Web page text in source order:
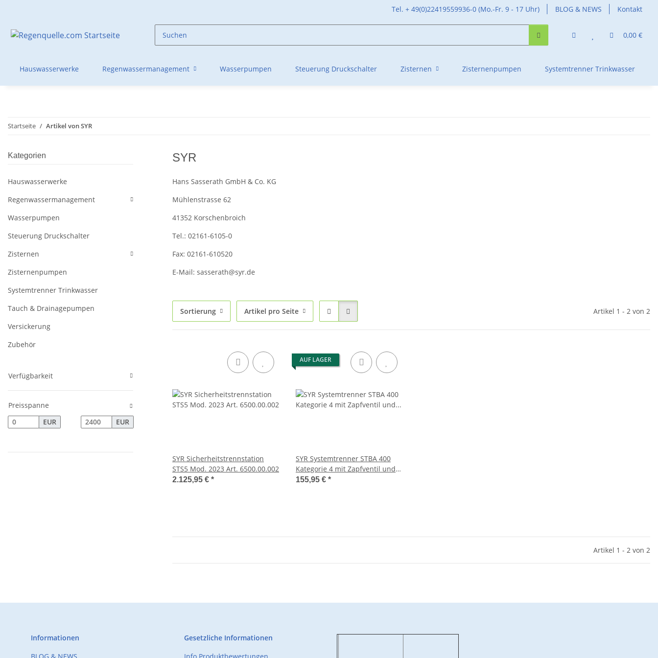
Tel. + 49(0)22419559936-0 (Mo.-Fr. 9 - 17 Uhr) BLOG & NEWS Kontakt
0,00 €
Hauswasserwerke Regenwassermanagement Wasserpumpen Steuerung Druckschalter Zisternen Zisternenpumpen Systemtrenner Trinkwasser
Startseite Artikel von SYR
SYR
Hans Sasserath GmbH & Co. KG
Mühlenstrasse 62
41352 Korschenbroich
Tel.: 02161-6105-0
Fax: 02161-610520
E-Mail: sasserath@syr.de
Sortierung Artikel pro Seite Artikel 1 - 2 von 2
SYR Sicherheitstrennstation
STS5 Mod. 2023 Art. 6500.00.002
2.125,95 € *
AUF LAGER
SYR Systemtrenner STBA 400
Kategorie 4 mit Zapfventil und
Absperrung 6625.15.004
155,95 € *
Artikel 1 - 2 von 2
Kategorien
Hauswasserwerke
Regenwassermanagement
Wasserpumpen
Steuerung Druckschalter
Zisternen
Zisternenpumpen
Systemtrenner Trinkwasser
Tauch & Drainagepumpen
Versickerung
Zubehör
Verfügbarkeit
Preisspanne
EUR
EUR
Informationen Gesetzliche Informationen